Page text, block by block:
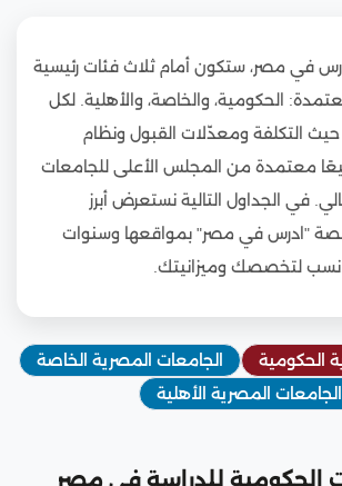
في مصر، ستكون أمام ثلاث فئات رئيسية
الحكومية، والخاصة، والأهلية. لكل
التكلفة ومعدّلات القبول ونظام
معتمدة من المجلس الأعلى للجامعات
في الجداول التالية نستعرض أبرز
"ادرس في مصر" بمواقعها وسنوات
لتخصصك وميزانيتك.
الحكومية
الجامعات المصرية الخاصة
الجامعات المصرية الأهلية
الحكومية للدراسة في مصر